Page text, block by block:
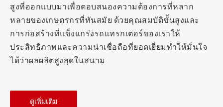
สูงที่ออกแบบมาเพื่อตอบสนองความต้องการที่หลาก
หลายของเกษตรกรที่ทันสมัย ด้วยคุณสมบัติขั้นสูงและ
การก่อสร้างที่แข็งแกร่งรถแทรกเตอร์ของเราให้
ประสิทธิภาพและความน่าเชื่อถือที่ยอดเยี่ยมทำให้มั่นใจ
ได้ว่าผลผลิตสูงสุดในสนาม
ดูเพิ่มเติม